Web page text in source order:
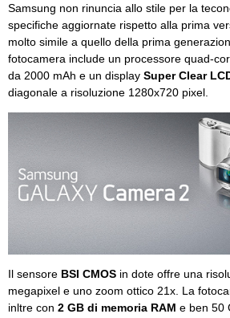
Samsung non rinuncia allo stile per la
specifiche aggiornate rispetto alla prima
molto simile a quello della prima
fotocamera include un processore quad-
da 2000 mAh e un display Super Clear
diagonale a risoluzione 1280x720 pixel.
Il sensore BSI CMOS in dote offre una
megapixel e uno zoom ottico 21x. La
inltre con 2 GB di memoria RAM e ben 50